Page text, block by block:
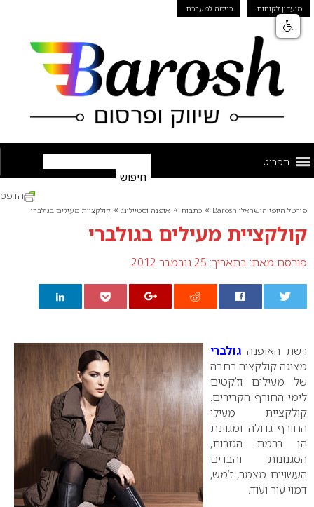
מועדון לקוחות כניסה למערכת
תפריט
פורטל היופי הישראלי Barosh » כתבות » אופנה וסטיילינג » קולקציית מעילים בגולברי
קולקציית מעילים בגולברי
פורסם מאת: בתאריך: 25 נובמבר 2012
הדפס
רשת האופנה גולברי
מציגה קולקציה רחבה
של מעילים וז’קטים
לימי החורף הקרירים.
קולקציית מעילי
החורף גדולה ומגוונת
הן ברמת הגזרות,
הסגנונות והבדים
העשויים מצמר, ז’מש,
דמוי עור ועוד.